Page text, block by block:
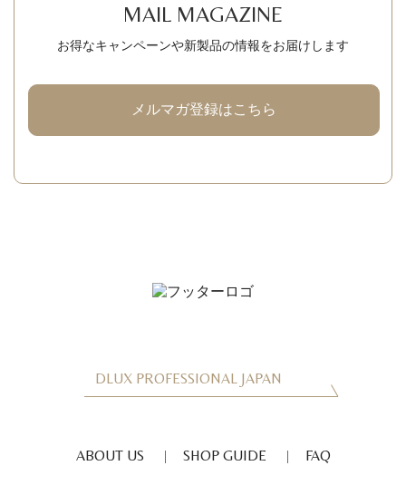
MAIL MAGAZINE
お得なキャンペーンや新製品の情報をお届けします
メルマガ登録はこちら
DLUX PROFESSIONAL JAPAN
ABOUT US SHOP GUIDE FAQ